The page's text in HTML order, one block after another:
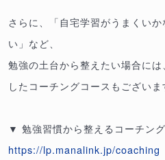
さらに、「自宅学習がうまくい
い」など、
勉強の土台から整えたい場合に
したコーチングコースもございま
▼ 勉強習慣から整えるコーチン
https://lp.manalink.jp/coaching